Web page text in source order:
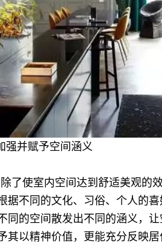
强并赋予空间涵义
了使室内空间达到舒适美观的
据不同的文化、习俗、个人的
同的空间散发出不同的涵义，
其以精神价值，更能充分反映